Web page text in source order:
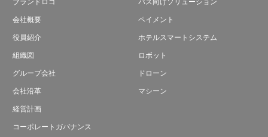
会社概要
役員紹介
組織図
グループ会社
会社沿革
経営計画
コーポレートガバナンス
ペイメント
ホテルスマートシステム
ロボット
ドローン
マシーン